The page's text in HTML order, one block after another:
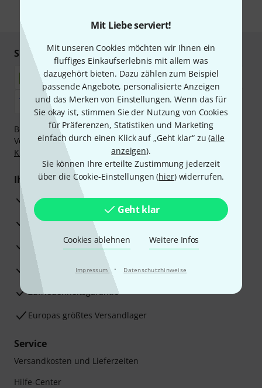
Mit Liebe serviert!
Mit unseren Cookies möchten wir Ihnen ein
fluffiges Einkaufserlebnis mit allem was
dazugehört bieten. Dazu zählen zum Beispiel
passende Angebote, personalisierte Anzeigen
und das Merken von Einstellungen. Wenn das für
Sie okay ist, stimmen Sie der Nutzung von Cookies
für Präferenzen, Statistiken und Marketing
einfach durch einen Klick auf „Geht klar“ zu (alle
anzeigen).
Sie können Ihre erteilte Zustimmung jederzeit
über die Cookie-Einstellungen (hier) widerrufen.
Geht klar
Cookies ablehnen Weitere Infos
Impressum · Datenschutzhinweise
Sicher einkaufen & bezahlen
Bezahlen Sie vertraulich und sicher per Nachnahme,
Vorkasse, PayPal, Amazon Pay,Klarna Sofort bezahlen
Klarna Ratenzahlung
oder Kreditkarte.
Ihre Vorteile
3 Jahre Thomann Garantie
30 Tage Money-Back-Garantie
Reparaturservice
Beratung durch Fachexperten
Zufriedenheitsgarantie
Europas größtes Versandlager
Service
Versandkosten und Lieferzeiten
Hilfe-Center